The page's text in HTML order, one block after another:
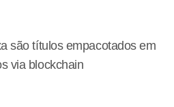
são títulos empacotados em
via blockchain